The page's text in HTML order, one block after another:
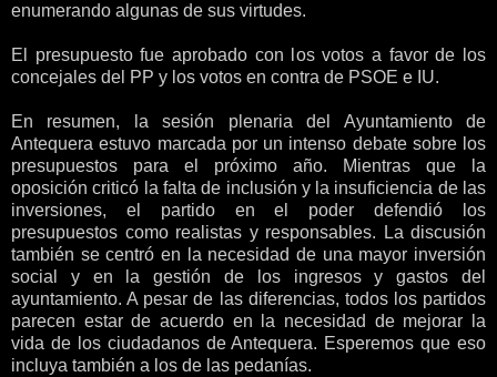
enumerando algunas de sus virtudes.
El presupuesto fue aprobado con los votos a favor de los
concejales del PP y los votos en contra de PSOE e IU.
En resumen, la sesión plenaria del Ayuntamiento de
Antequera estuvo marcada por un intenso debate sobre los
presupuestos para el próximo año. Mientras que la
oposición criticó la falta de inclusión y la insuficiencia de las
inversiones, el partido en el poder defendió los
presupuestos como realistas y responsables. La discusión
también se centró en la necesidad de una mayor inversión
social y en la gestión de los ingresos y gastos del
ayuntamiento. A pesar de las diferencias, todos los partidos
parecen estar de acuerdo en la necesidad de mejorar la
vida de los ciudadanos de Antequera. Esperemos que eso
incluya también a los de las pedanías.